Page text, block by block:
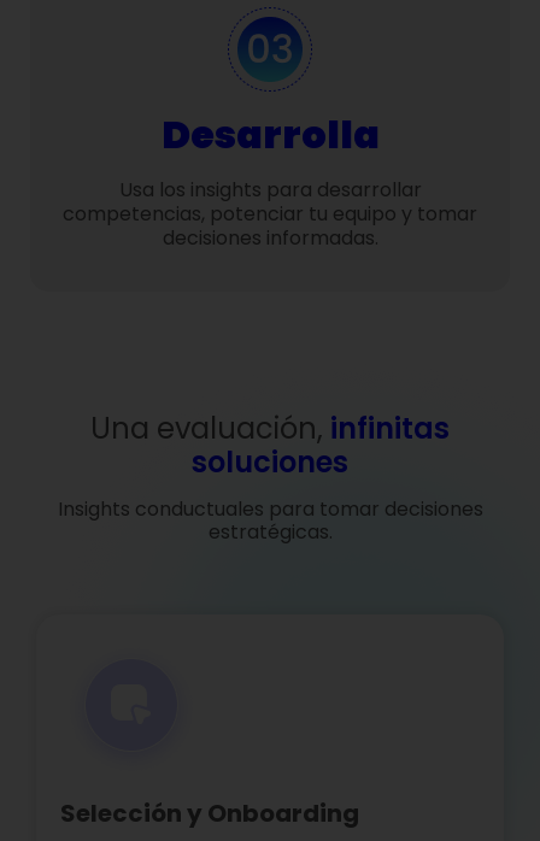
Desarrolla
Usa los insights para desarrollar
competencias, potenciar tu equipo y tomar
decisiones informadas.
Una evaluación, infinitas
soluciones
Insights conductuales para tomar decisiones
estratégicas.
Selección y Onboarding